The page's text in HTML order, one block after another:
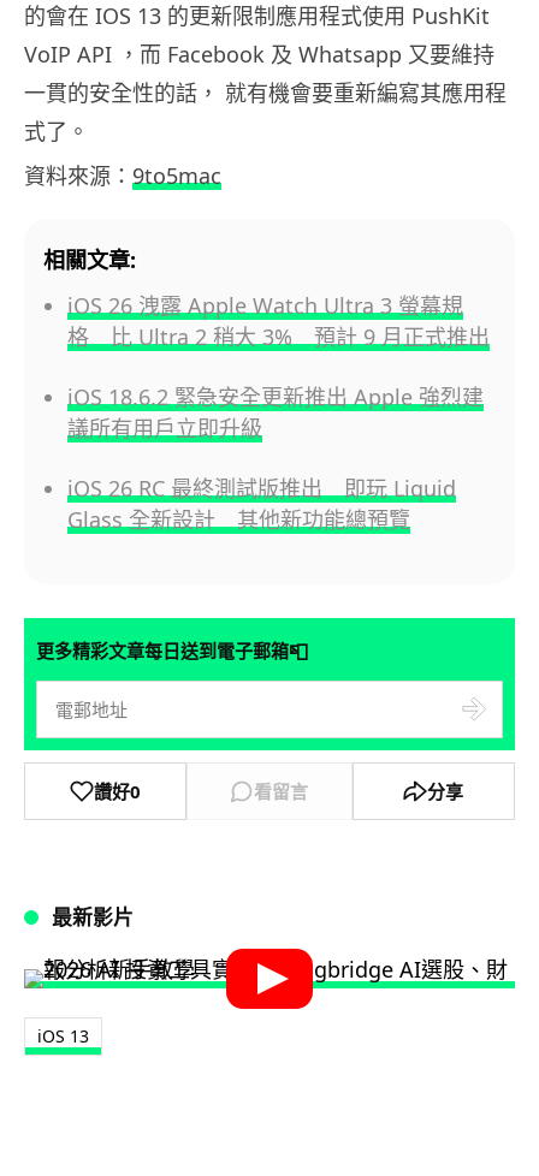
的會在 IOS 13 的更新限制應用程式使用 PushKit
VoIP API ，而 Facebook 及 Whatsapp 又要維持
一貫的安全性的話， 就有機會要重新編寫其應用程
式了。
資料來源： 9to5mac
相關文章:
iOS 26 洩露 Apple Watch Ultra 3 螢幕規
格 比 Ultra 2 稍大 3% 預計 9 月正式推出
iOS 18.6.2 緊急安全更新推出 Apple 強烈建
議所有用戶立即升級
iOS 26 RC 最終測試版推出 即玩 Liquid
Glass 全新設計 其他新功能總預覽
更多精彩文章每日送到電子郵箱📮
讚好0 看留言 分享
最新影片
iOS 13